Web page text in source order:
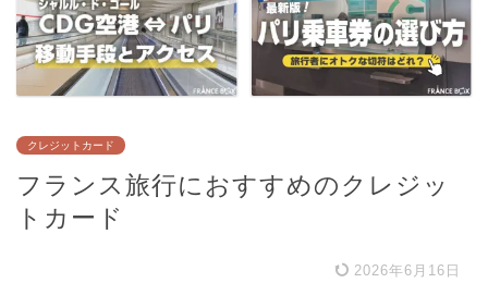
クレジットカード
フランス旅行におすすめのクレジッ
トカード
2026年6月16日